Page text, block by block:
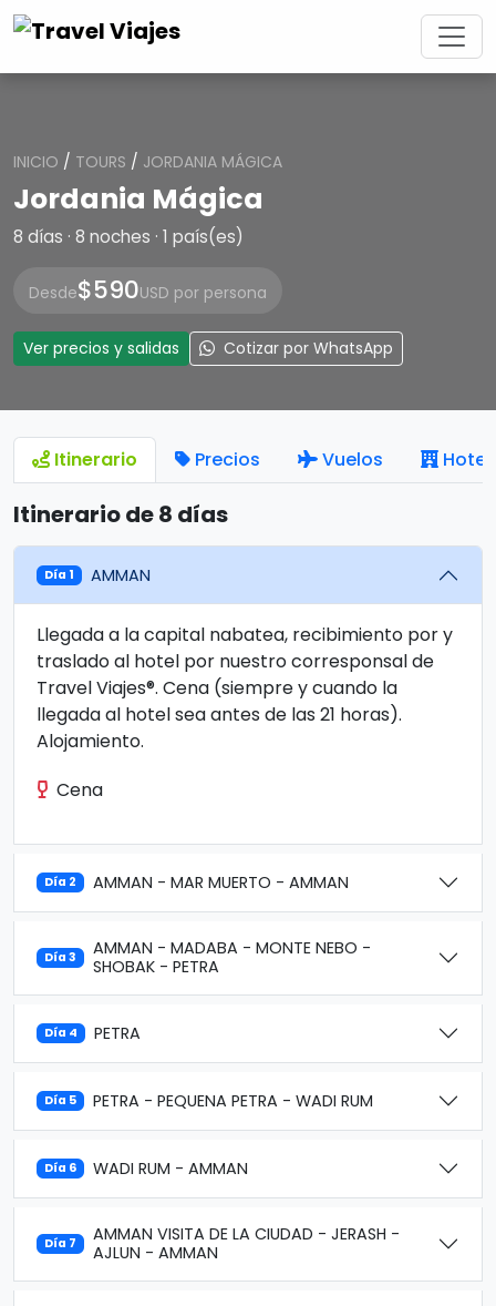
INICIO / TOURS / JORDANIA MÁGICA
Jordania Mágica
8 días · 8 noches · 1 país(es)
Desde$590USD por persona
Ver precios y salidas Cotizar por WhatsApp
Itinerario Precios Vuelos
Itinerario de 8 días
Día 1 AMMAN
Llegada a la capital nabatea, recibimiento por y
traslado al hotel por nuestro corresponsal de
Travel Viajes®. Cena (siempre y cuando la
llegada al hotel sea antes de las 21 horas).
Alojamiento.
Cena
Día 2 AMMAN - MAR MUERTO - AMMAN
Día 3
AMMAN - MADABA - MONTE NEBO -
SHOBAK - PETRA
Día 4 PETRA
Día 5 PETRA - PEQUENA PETRA - WADI RUM
Día 6 WADI RUM - AMMAN
Día 7
AMMAN VISITA DE LA CIUDAD - JERASH -
AJLUN - AMMAN